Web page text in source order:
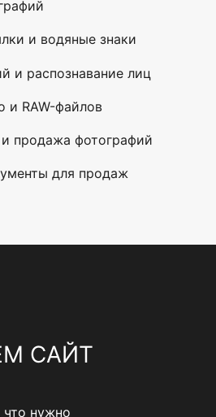
и водяные знаки
и распознавание лиц
и RAW-файлов
продажа фотографий
для продаж
САЙТ
нужно